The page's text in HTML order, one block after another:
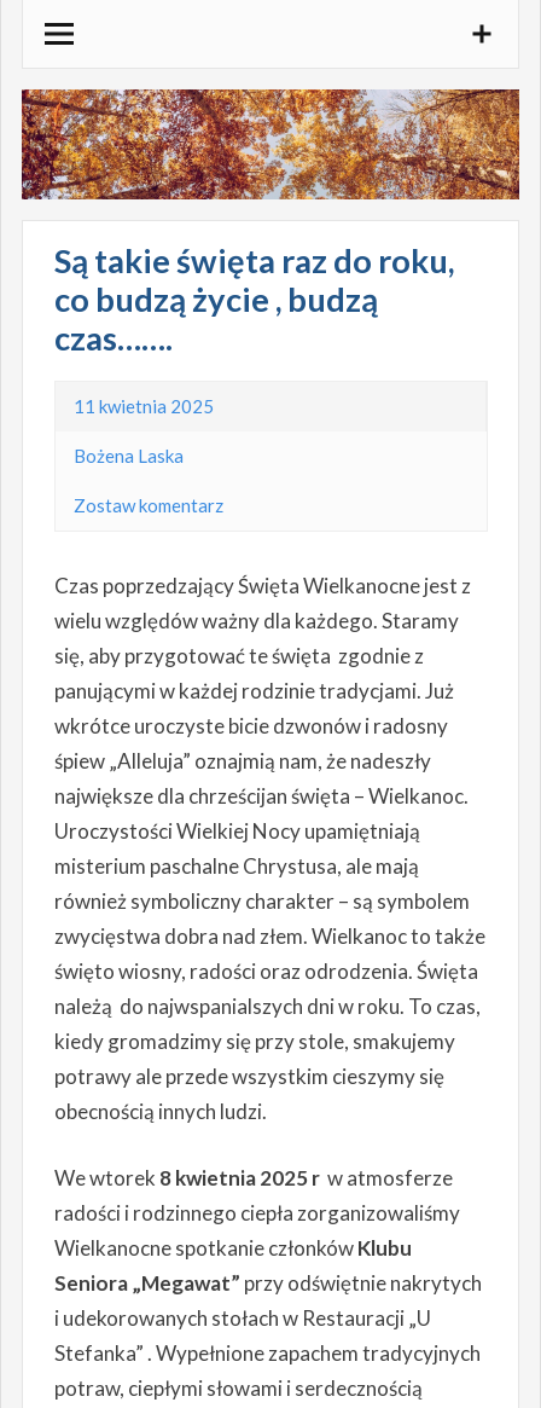
treści
Są takie święta raz do roku,
co budzą życie , budzą
czas…….
11 kwietnia 2025
Bożena Laska
Zostaw komentarz
Czas poprzedzający Święta Wielkanocne jest z
wielu względów ważny dla każdego. Staramy
się, aby przygotować te święta zgodnie z
panującymi w każdej rodzinie tradycjami. Już
wkrótce uroczyste bicie dzwonów i radosny
śpiew „Alleluja” oznajmią nam, że nadeszły
największe dla chrześcijan święta – Wielkanoc.
Uroczystości Wielkiej Nocy upamiętniają
misterium paschalne Chrystusa, ale mają
również symboliczny charakter – są symbolem
zwycięstwa dobra nad złem. Wielkanoc to także
święto wiosny, radości oraz odrodzenia. Święta
należą do najwspanialszych dni w roku. To czas,
kiedy gromadzimy się przy stole, smakujemy
potrawy ale przede wszystkim cieszymy się
obecnością innych ludzi.
We wtorek 8 kwietnia 2025 rw atmosferze
radości i rodzinnego ciepła zorganizowaliśmy
Wielkanocne spotkanie członkówKlubu
Seniora „Megawat” przy odświętnie nakrytych
i udekorowanych stołach w Restauracji „U
Stefanka” . Wypełnione zapachem tradycyjnych
potraw, ciepłymi słowami i serdecznością